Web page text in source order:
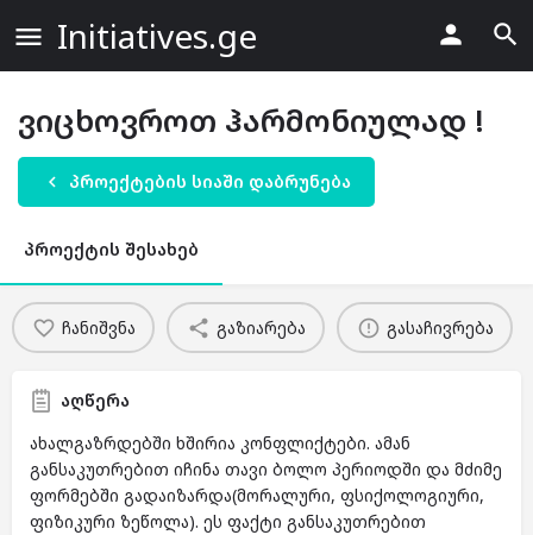
Initiatives.ge
ვიცხოვროთ ჰარმონიულად !
პროექტების სიაში დაბრუნება
პროექტის შესახებ
ჩანიშვნა გაზიარება გასაჩივრება
აღწერა
ახალგაზრდებში ხშირია კონფლიქტები. ამან
განსაკუთრებით იჩინა თავი ბოლო პერიოდში და მძიმე
ფორმებში გადაიზარდა(მორალური, ფსიქოლოგიური,
ფიზიკური ზეწოლა). ეს ფაქტი განსაკუთრებით